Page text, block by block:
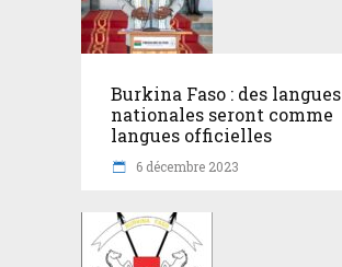
Burkina Faso : des langues
nationales seront comme
langues officielles
6 décembre 2023